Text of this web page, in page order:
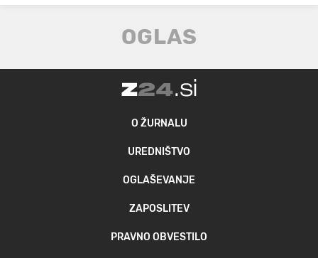
O ŽURNALU
UREDNIŠTVO
OGLAŠEVANJE
ZAPOSLITEV
PRAVNO OBVESTILO